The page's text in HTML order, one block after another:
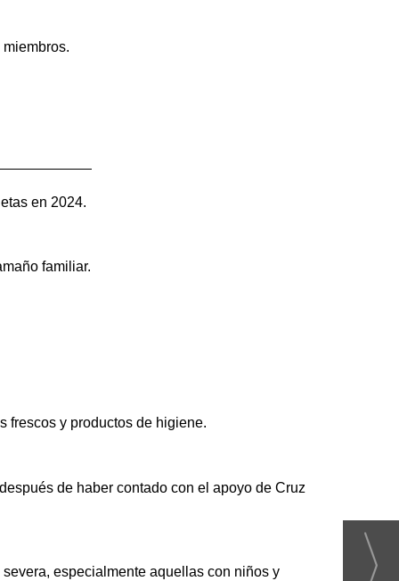
miembros.
en 2024.
familiar.
frescos y productos de higiene.
de haber contado con el apoyo de Cruz
especialmente aquellas con niños y